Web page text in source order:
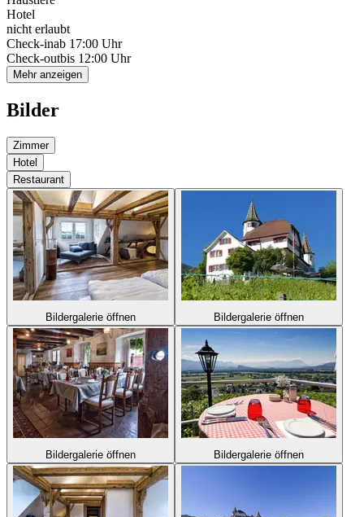
Hotel
nicht erlaubt
Check-inab 17:00 Uhr
Check-outbis 12:00 Uhr
Mehr anzeigen
Bilder
Zimmer
Hotel
Restaurant
Bildergalerie öffnen Bildergalerie öffnen
Bildergalerie öffnen Bildergalerie öffnen